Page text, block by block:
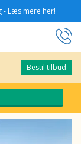
Læs mere her!
Bestil tilbud
Bestil tilbud